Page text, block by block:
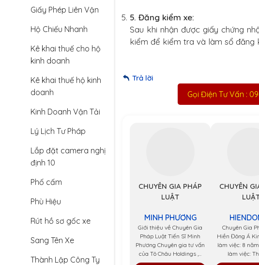
Giấy Phép Liên Vận
Hộ Chiếu Nhanh
Kê khai thuế cho hộ
kinh doanh
Kê khai thuế hộ kinh
doanh
Kinh Doanh Vận Tải
Lý Lịch Tư Pháp
Lắp đặt camera nghị
định 10
Phố cấm
Phù Hiệu
Rút hồ sơ gốc xe
Sang Tên Xe
Thành Lập Công Ty
5. Đăng kiểm xe:
Sau khi nhận được giấy chứng
kiểm để kiểm tra và làm sổ đăng
Trả lời
Gọi Điện Tư Vấn :
CHUYÊN GIA PHÁP
LUẬT
MINH PHƯƠNG
Giới thiệu về Chuyên Gia
Pháp Luật Tiến Sĩ Minh
Phương Chuyên gia tư vấn
của Tô Châu Holdings ,...
CHUYÊN
Chuyên Gia
Hiền Đông Á
làm việc: 8
làm việc: